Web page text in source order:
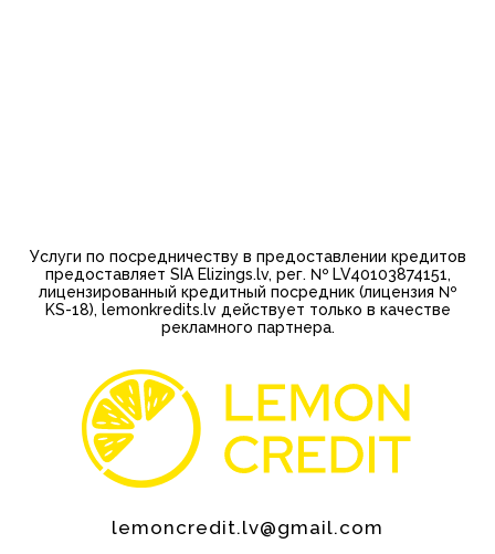
Услуги по посредничеству в предоставлении кредитов
предоставляет SIA Elizings.lv, рег. № LV40103874151,
лицензированный кредитный посредник (лицензия №
KS-18), lemonkredits.lv действует только в качестве
рекламного партнера.
lemoncredit.lv@gmail.com